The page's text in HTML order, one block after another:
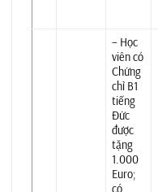
– Học
viên có
Chứng
chỉ B1
tiếng
Đức
được
tặng
1.000
Euro;
có